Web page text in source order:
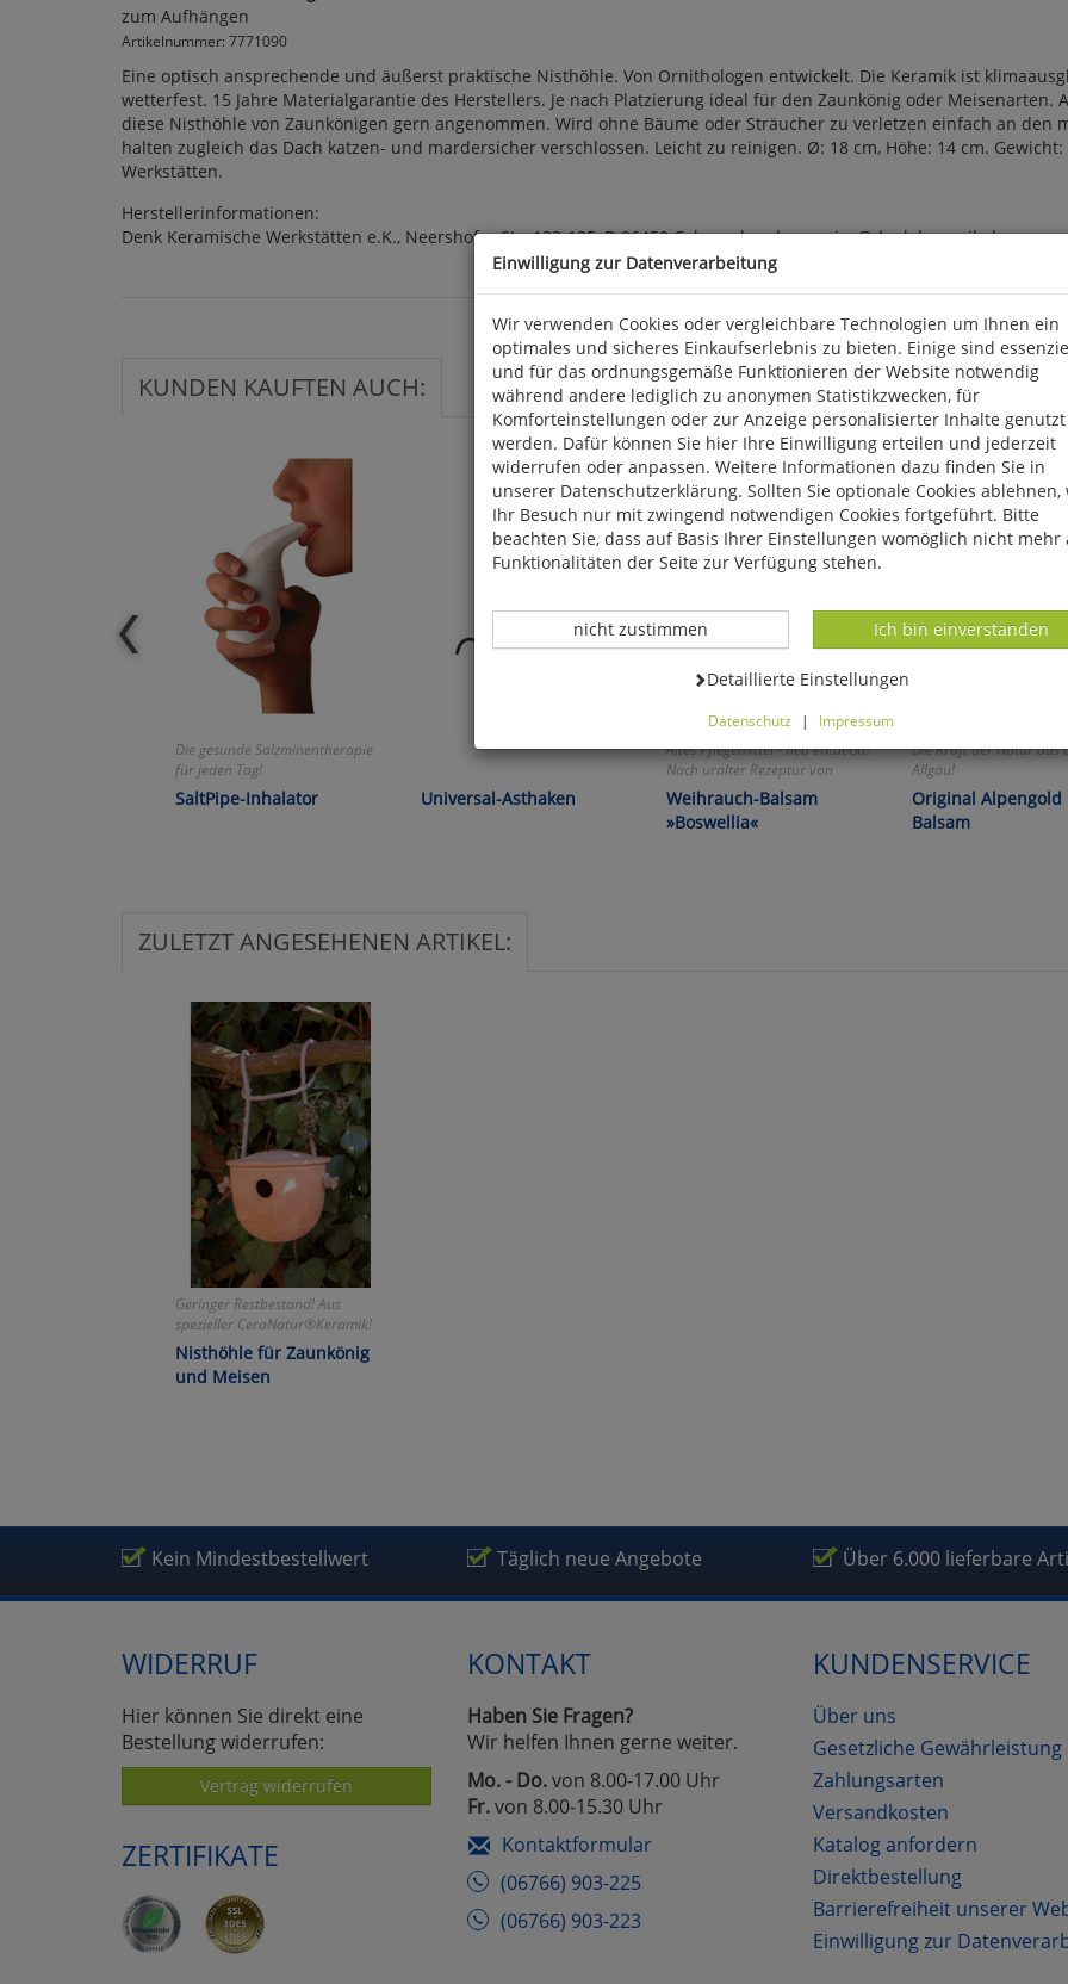
zum Aufhängen
Artikelnummer: 7771090
Eine optisch ansprechende und äußerst praktische Nisthöhle. Von Ornithologen entwickelt. Die Keramik ist
wetterfest. 15 Jahre Materialgarantie des Herstellers. Je nach Platzierung ideal für den Zaunkönig oder
diese Nisthöhle von Zaunkönigen gern angenommen. Wird ohne Bäume oder Sträucher zu verletzen einfach an den
halten zugleich das Dach katzen- und mardersicher verschlossen. Leicht zu reinigen. Ø: 18 cm, Höhe: 14 cm.
Werkstätten.
Herstellerinformationen:
Denk Keramische Werkstätten e.K., Neershofer Str. 123-125, D 96450 Coburg, kundenservice@denk-keramik.de
KUNDEN KAUFTEN AUCH:
Die gesunde Salzminentherapie
für jeden Tag!
SaltPipe-Inhalator Universal-Asthaken
Altes Pflegemittel - neu entdeckt!
Nach uralter Rezeptur von
buddhistischen Mönchen!
Weihrauch-Balsam
»Boswellia«
Die Kraft der Natur aus
Allgäu!
Original Alpengold
Balsam
ZULETZT ANGESEHENEN ARTIKEL:
Geringer Restbestand! Aus
spezieller CeraNatur®Keramik!
Made in Germany!
Nisthöhle für Zaunkönig
und Meisen
Kein Mindestbestellwert Täglich neue Angebote Über 6.000 lieferbare
WIDERRUF
Hier können Sie direkt eine
Bestellung widerrufen:
Vertrag widerrufen
ZERTIFIKATE
KONTAKT
Haben Sie Fragen?
Wir helfen Ihnen gerne weiter.
Mo. - Do.von 8.00-17.00 Uhr
Fr.von 8.00-15.30 Uhr
Kontaktformular
(06766) 903-225
(06766) 903-223
KUNDENSERVICE
Über uns
Gesetzliche Gewährleistung
Zahlungsarten
Versandkosten
Katalog anfordern
Direktbestellung
Barrierefreiheit unserer
Einwilligung zur
Einwilligung zur Datenverarbeitung
Wir verwenden Cookies oder vergleichbare Technologien um Ihnen ein
optimales und sicheres Einkaufserlebnis zu bieten. Einige sind
und für das ordnungsgemäße Funktionieren der Website notwendig
während andere lediglich zu anonymen Statistikzwecken, für
Komforteinstellungen oder zur Anzeige personalisierter Inhalte genutzt
werden. Dafür können Sie hier Ihre Einwilligung erteilen und jederzeit
widerrufen oder anpassen. Weitere Informationen dazu finden Sie in
unserer Datenschutzerklärung. Sollten Sie optionale Cookies ablehnen,
Ihr Besuch nur mit zwingend notwendigen Cookies fortgeführt. Bitte
beachten Sie, dass auf Basis Ihrer Einstellungen womöglich nicht mehr
Funktionalitäten der Seite zur Verfügung stehen.
Datenverarbeitung -
Ich bin einverstanden
Datenverarbeitung -
nicht zustimmen
Datenverarbeitung -
Detaillierte Einstellungen
Datenschutz | Impressum
Cookies ablehnen, wird Ihr Besuch nur mit zwingend notwendigen
fortgeführt. Bitte beachten Sie, dass auf Basis Ihrer Einstellungen
nicht mehr alle Funktionalitäten der Seite zur Verfügung stehen.